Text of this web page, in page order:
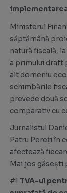
Ministerul
săptămână
natură fiscală,
a primului draft
alt domeniu
schimbările
prevede două
comparativ cu
Jurnalistul
Patru Pereți în
afectează
Mai jos găsești
#1 TVA-ul